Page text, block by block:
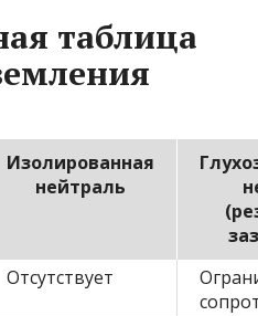
таблица
Изолированная
нейтраль
Отсутствует